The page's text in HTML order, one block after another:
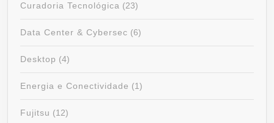
Curadoria Tecnológica (23)
Data Center & Cybersec (6)
Desktop (4)
Energia e Conectividade (1)
Fujitsu (12)